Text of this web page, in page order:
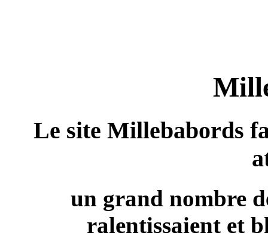
Le site Millebabords
un grand nombre
ralentissaient et